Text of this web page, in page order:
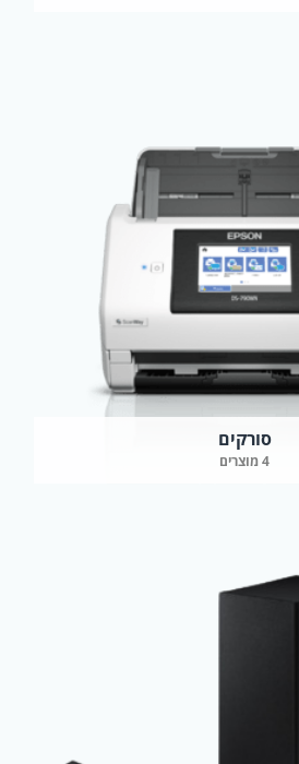
סורקים
4 מוצרים